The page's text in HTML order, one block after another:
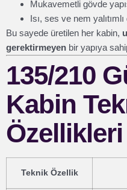
Mukavemetli gövde
Isı, ses ve nem
Bu sayede üretilen her kabin,
gerektirmeyen bir yapıya
135/210
Kabin
Özellikleri
Teknik Özellik